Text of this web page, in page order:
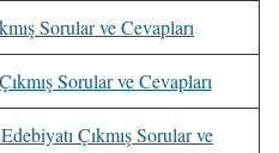
Sorular ve Cevapları
Sorular ve Cevapları
Çıkmış Sorular ve